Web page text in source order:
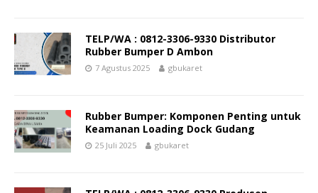
TELP/WA : 0812-3306-9330 Distributor
Rubber Bumper D Ambon
7 Agustus 2025 gbukaret
Rubber Bumper: Komponen Penting untuk
Keamanan Loading Dock Gudang
25 Juli 2025 gbukaret